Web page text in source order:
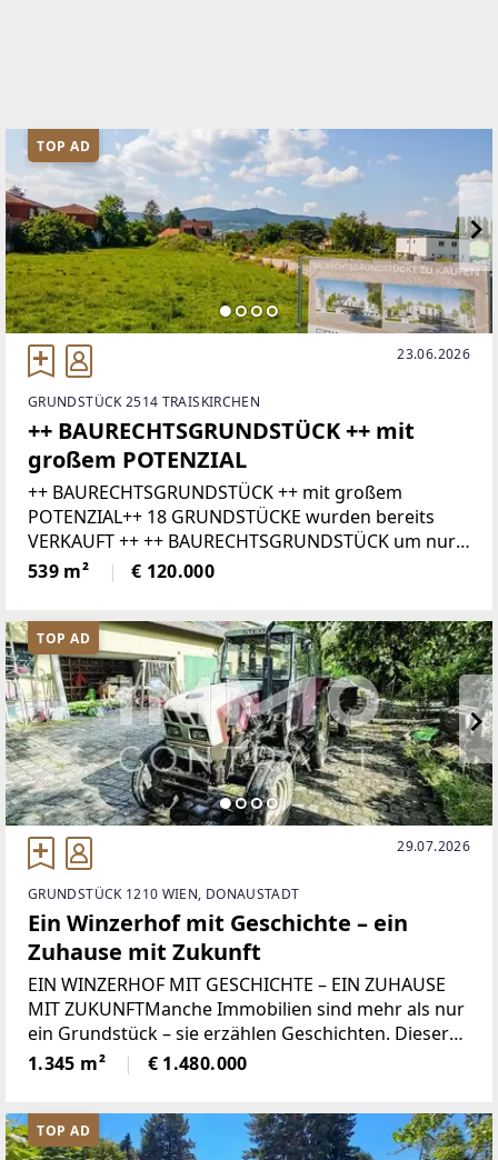
TOP AD
23.06.2026
GRUNDSTÜCK 2514 TRAISKIRCHEN
++ BAURECHTSGRUNDSTÜCK ++ mit
großem POTENZIAL
++ BAURECHTSGRUNDSTÜCK ++ mit großem
POTENZIAL++ 18 GRUNDSTÜCKE wurden bereits
VERKAUFT ++ ++ BAURECHTSGRUNDSTÜCK um nur
120.000 EURO für IHR NEUES HEIM ++++
MONATLICHER BAURECHTSZINS nur 500 Euro ++In
den letzten
539 m² € 120.000
TOP AD
29.07.2026
GRUNDSTÜCK 1210 WIEN, DONAUSTADT
Ein Winzerhof mit Geschichte – ein
Zuhause mit Zukunft
EIN WINZERHOF MIT GESCHICHTE – EIN ZUHAUSE
MIT ZUKUNFTManche Immobilien sind mehr als nur
ein Grundstück – sie erzählen Geschichten. Dieser
ehemalige Winzerhof im historischen Ortskern von
Stammersdorf zählt zu diesen seltenen
Liegenschaften.
1.345 m² € 1.480.000
TOP AD